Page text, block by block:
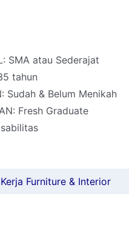
SMA atau Sederajat
tahun
Sudah & Belum Menikah
Fresh Graduate
Furniture & Interior